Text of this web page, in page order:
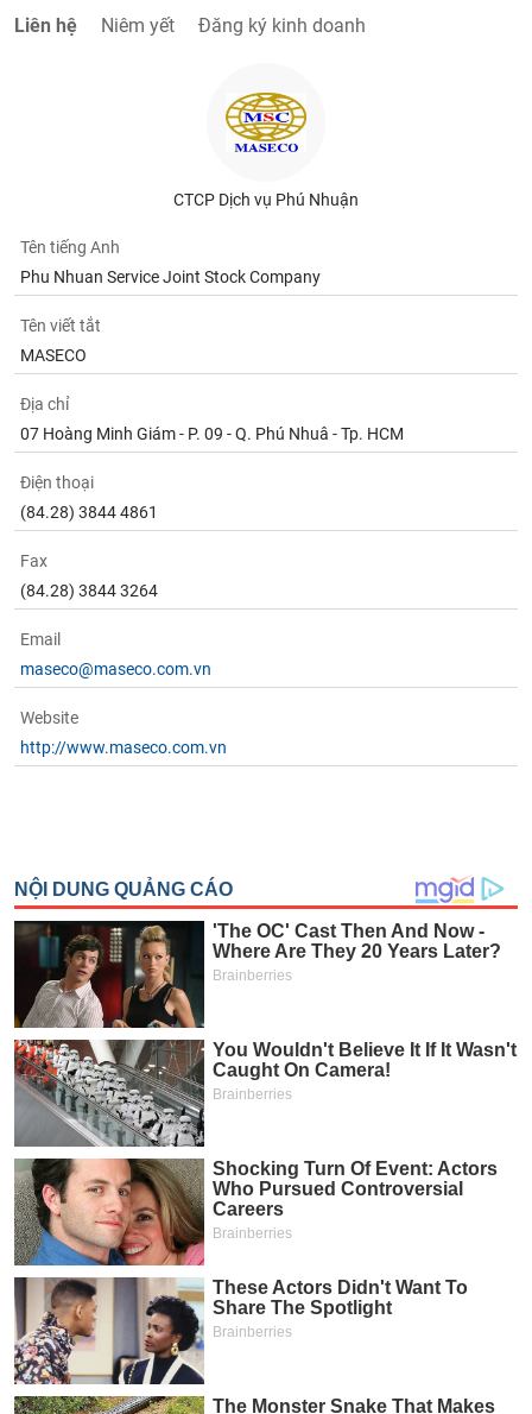
Liên hệ Niêm yết Đăng ký kinh doanh
CTCP Dịch vụ Phú Nhuận
Tên tiếng Anh
Phu Nhuan Service Joint Stock Company
Tên viết tắt
MASECO
Địa chỉ
07 Hoàng Minh Giám - P. 09 - Q. Phú Nhuâ - Tp. HCM
Điện thoại
(84.28) 3844 4861
Fax
(84.28) 3844 3264
Email
maseco@maseco.com.vn
Website
http://www.maseco.com.vn